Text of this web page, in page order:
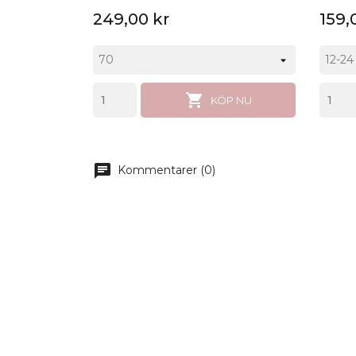
249,00 kr
 KÖP NU
chat Kommentarer (0)